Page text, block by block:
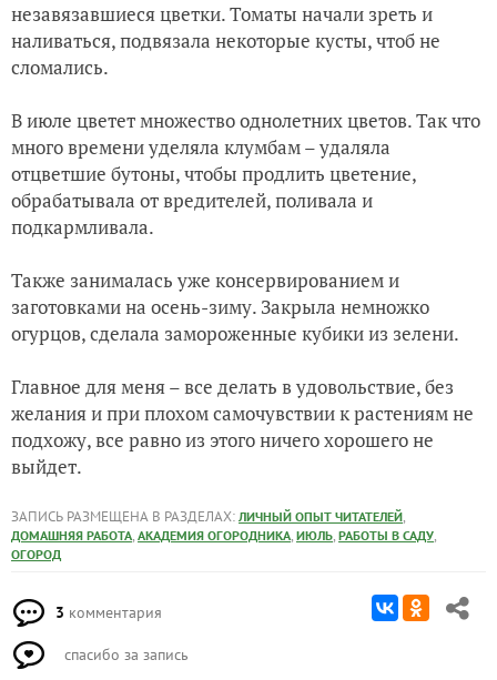
незавязавшиеся цветки. Томаты начали зреть и
наливаться, подвязала некоторые кусты, чтоб не
сломались.
В июле цветет множество однолетних цветов. Так что
много времени уделяла клумбам – удаляла
отцветшие бутоны, чтобы продлить цветение,
обрабатывала от вредителей, поливала и
подкармливала.
Также занималась уже консервированием и
заготовками на осень-зиму. Закрыла немножко
огурцов, сделала замороженные кубики из зелени.
Главное для меня – все делать в удовольствие, без
желания и при плохом самочувствии к растениям не
подхожу, все равно из этого ничего хорошего не
выйдет.
ЗАПИСЬ РАЗМЕЩЕНА В РАЗДЕЛАХ: ЛИЧНЫЙ ОПЫТ ЧИТАТЕЛЕЙ,
ДОМАШНЯЯ РАБОТА, АКАДЕМИЯ ОГОРОДНИКА, ИЮЛЬ, РАБОТЫ В САДУ,
ОГОРОД
3 комментария
спасибо за запись